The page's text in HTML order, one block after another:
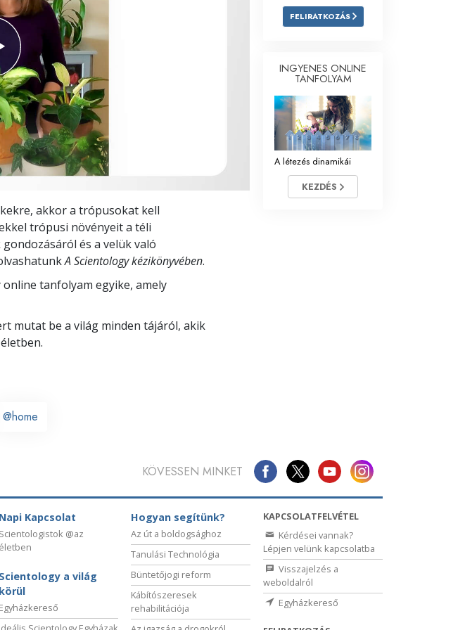
Megoldások a drogokra
Eszközök a munkahelyen
Az etika és az állapotok
Az elnyomás oka
Kivizsgálások
A szervezés alapjai
akkor a trópusokat kell
trópusi növényeit a téli
és a velük való
A Scientology kézikönyvében.
tanfolyam egyike, amely
mutat be a világ minden tájáról, akik
@home
FELIRATKOZÁS
INGYENES ONLINE
TANFOLYAM
A létezés dinamikái
KEZDÉS
KÖVESSEN MINKET
Napi Kapcsolat
Scientologistok @az
életben
Scientology a világ
körül
Egyházkereső
Hogyan segítünk?
Az út a boldogsághoz
Tanulási Technológia
Büntetőjogi reform
Kábítószeresek
rehabilitációja
KAPCSOLATFELVÉTEL
Kérdései vannak?
Lépjen velünk kapcsolatba
Visszajelzés a
weboldalról
Egyházkereső